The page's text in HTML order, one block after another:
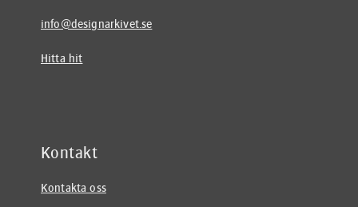
info@designarkivet.se
Hitta hit
Kontakt
Kontakta oss